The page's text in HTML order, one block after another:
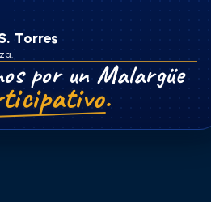
Torres
por un Malargüe